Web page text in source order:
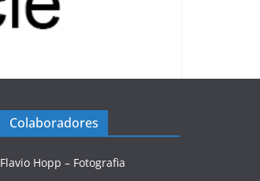
Colaboradores
Flavio Hopp – Fotografia